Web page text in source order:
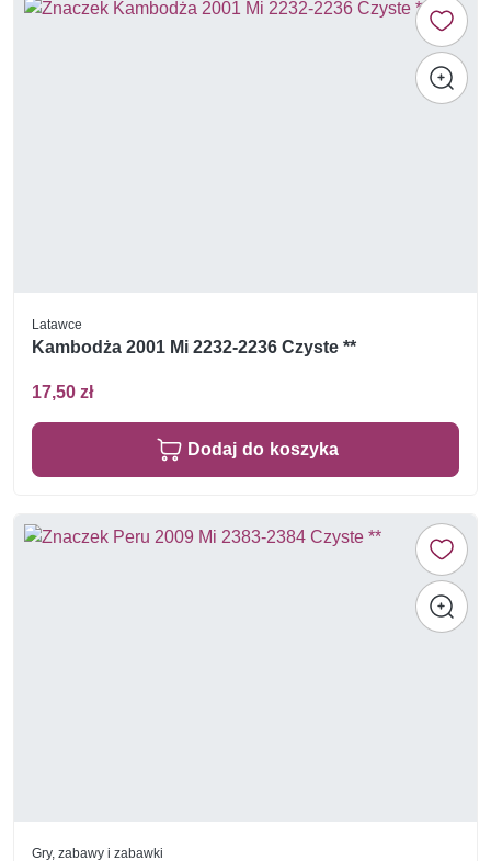
Latawce
Kambodża 2001 Mi 2232-2236 Czyste **
17,50 zł
Dodaj do koszyka
Gry, zabawy i zabawki